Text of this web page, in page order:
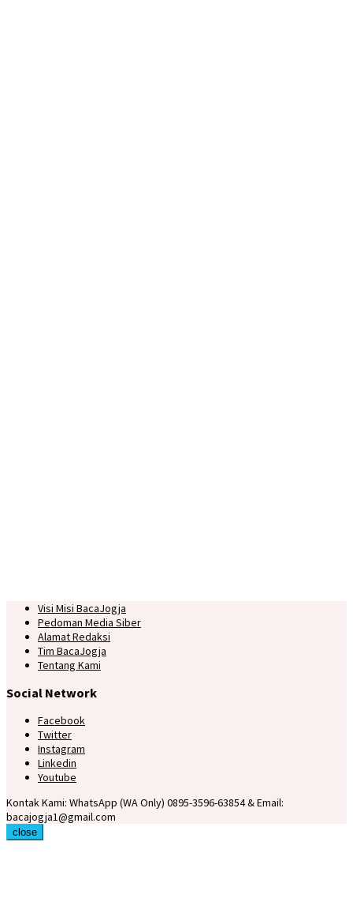
Visi Misi BacaJogja
Pedoman Media Siber
Alamat Redaksi
Tim BacaJogja
Tentang Kami
Social Network
Facebook
Twitter
Instagram
Linkedin
Youtube
Kontak Kami: WhatsApp (WA Only) 0895-3596-63854 & Email:
bacajogja1@gmail.com
close